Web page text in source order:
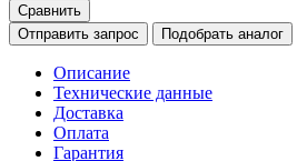
Сравнить
Отправить запрос
Подобрать аналог
Описание
Технические данные
Доставка
Оплата
Гарантия